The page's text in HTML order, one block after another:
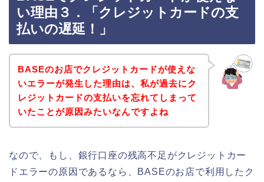
い理由３．「クレジットカードの支
払いの遅延！」
BASEのお店でクレジットカードが使えな
いエラーが発生した理由は、私が過去にク
レジットカードの支払いを忘れてしまって
いたことが原因みたいなんですよね
なので、もし、銀行口座の残高不足がクレジットカー
ドエラーの原因であるなら、BASEのお店で利用したク